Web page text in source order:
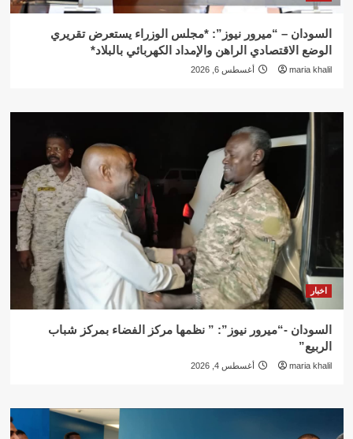
السودان – “ميرور نيوز”: *مجلس الوزراء يستعرض تقريري
الوضع الاقتصادي الراهن والإمداد الكهربائي بالبلاد*
maria khalil أغسطس 6, 2026
اخبار
السودان -“ميرور نيوز”: ” نظمها مركز الفضاء بمركز شباب
الربيع”
maria khalil أغسطس 4, 2026